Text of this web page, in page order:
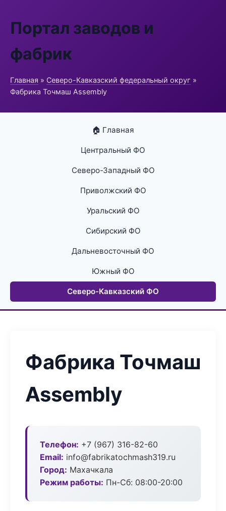
Портал заводов и
фабрик
Главная » Северо-Кавказский федеральный округ »
Фабрика Точмаш Assembly
🏠 Главная
Центральный ФО
Северо-Западный ФО
Приволжский ФО
Уральский ФО
Сибирский ФО
Дальневосточный ФО
Южный ФО
Северо-Кавказский ФО
Фабрика Точмаш
Assembly
Телефон: +7 (967) 316-82-60
Email: info@fabrikatochmash319.ru
Город: Махачкала
Режим работы: Пн-Сб: 08:00-20:00